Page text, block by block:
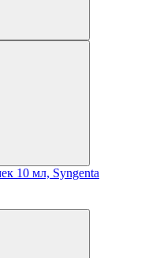
10 мл, Syngenta